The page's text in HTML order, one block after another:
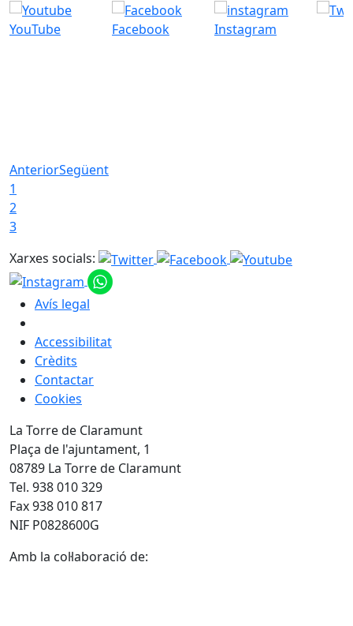
YouTube Facebook Instagram
AnteriorSegüent
1
2
3
Xarxes socials:
Avís legal
Accessibilitat
Crèdits
Contactar
Cookies
La Torre de Claramunt
Plaça de l'ajuntament, 1
08789 La Torre de Claramunt
Tel. 938 010 329
Fax 938 010 817
NIF P0828600G
Amb la col·laboració de: